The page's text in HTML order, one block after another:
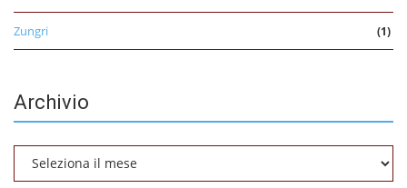
Zungri (1)
Archivio
Archivio